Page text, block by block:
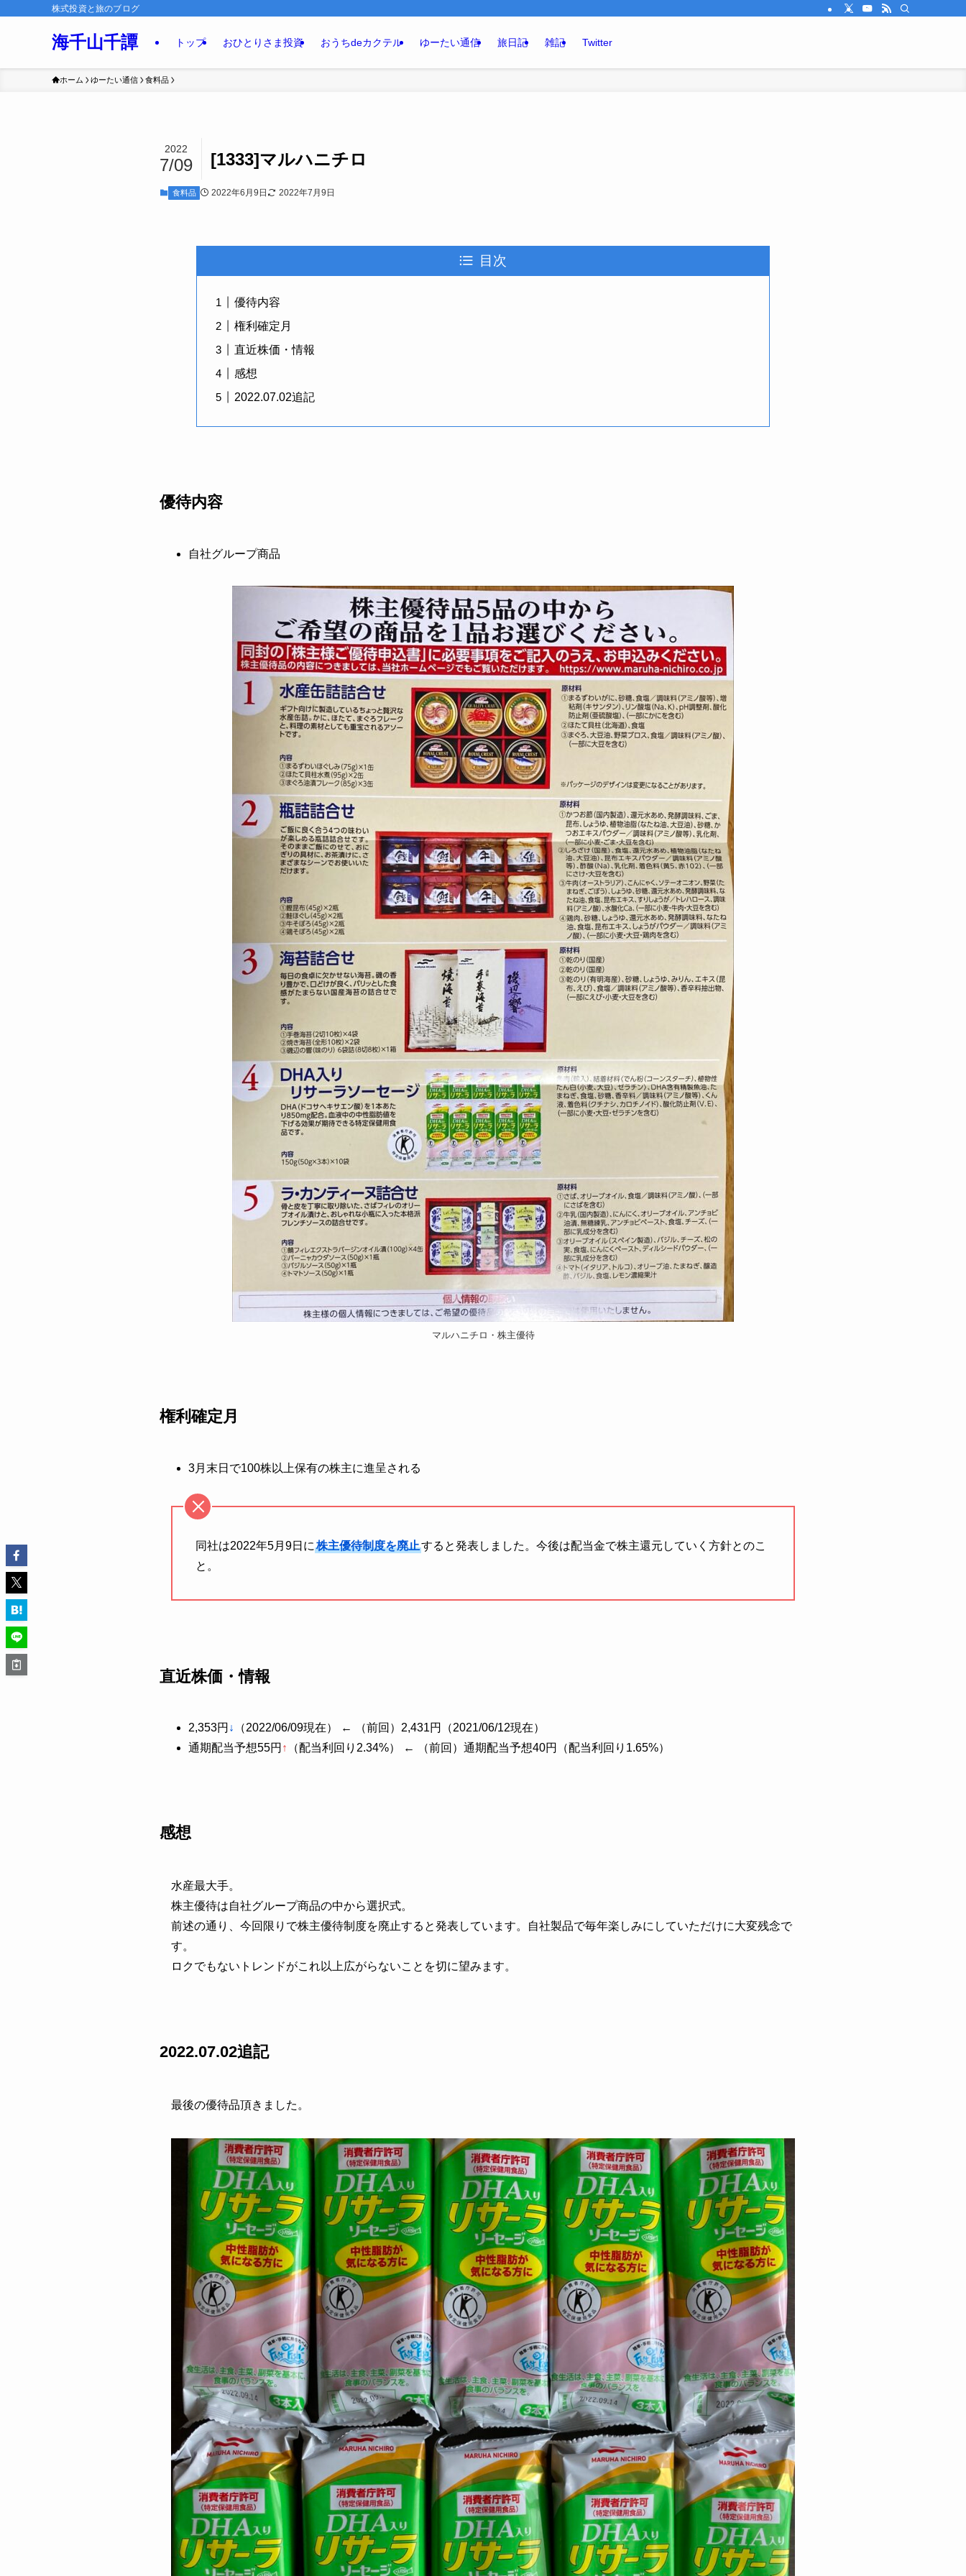
株式投資と旅のブログ
海千山千譚 トップ おひとりさま投資 おうちdeカクテル ゆーたい通信 旅日記 雑記 Twitter
ホーム ゆーたい通信 食料品
[1333]マルハニチロ
2022
7/09
食料品 2022年6月9日 2022年7月9日
目次
優待内容
権利確定月
直近株価・情報
感想
2022.07.02追記
優待内容
自社グループ商品
マルハニチロ・株主優待
権利確定月
3月末日で100株以上保有の株主に進呈される
同社は2022年5月9日に 株主優待制度を廃止すると発表しました。今後は配当金で株主還元していく方針とのこ
と。
直近株価・情報
2,353円 ↓
（2022/06/09現在） ← （前回）2,431円（2021/06/12現在）
通期配当予想55円 ↑ （配当利回り2.34%） ← （前回）通期配当予想40円（配当利回り1.65%）
感想
水産最大手。
株主優待は自社グループ商品の中から選択式。
前述の通り、今回限りで株主優待制度を廃止すると発表しています。自社製品で毎年楽しみにしていただけに大変残念で
す。
ロクでもないトレンドがこれ以上広がらないことを切に望みます。
2022.07.02追記
最後の優待品頂きました。